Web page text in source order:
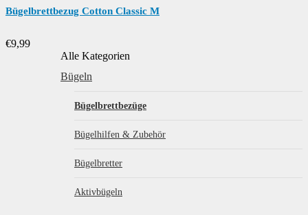
Bügelbrettbezug Cotton Classic M
€9,99
Alle Kategorien
Bügeln
Bügelbrettbezüge
Bügelhilfen & Zubehör
Bügelbretter
Aktivbügeln